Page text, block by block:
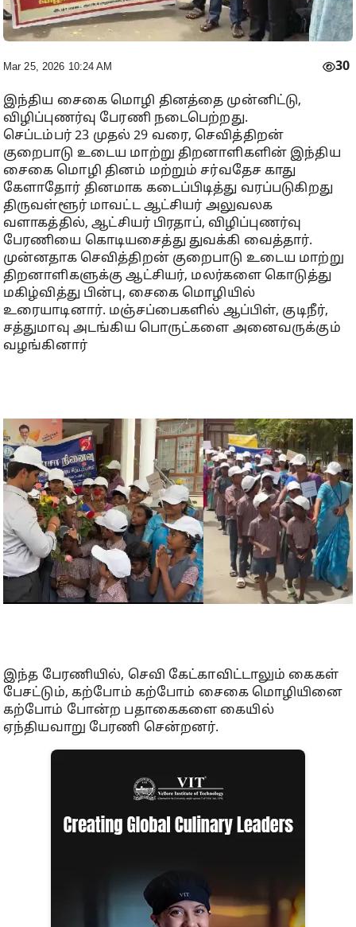
Mar 25, 2026 10:24 AM 30
இந்திய சைகை மொழி தினத்தை முன்னிட்டு,
விழிப்புணர்வு பேரணி நடைபெற்றது.
செப்டம்பர் 23 முதல் 29 வரை, செவித்திறன்
குறைபாடு உடைய மாற்று திறனாளிகளின் இந்திய
சைகை மொழி தினம் மற்றும் சர்வதேச காது
கேளாதோர் தினமாக கடைப்பிடித்து வரப்படுகிறது
திருவள்ளூர் மாவட்ட ஆட்சியர் அலுவலக
வளாகத்தில், ஆட்சியர் பிரதாப், விழிப்புணர்வு
பேரணியை கொடியசைத்து துவக்கி வைத்தார்.
முன்னதாக செவித்திறன் குறைபாடு உடைய மாற்று
திறனாளிகளுக்கு ஆட்சியர், மலர்களை கொடுத்து
மகிழ்வித்து பின்பு, சைகை மொழியில்
உரையாடினார். மஞ்சப்பைகளில் ஆப்பிள், குடிநீர்,
சத்துமாவு அடங்கிய பொருட்களை அனைவருக்கும்
வழங்கினார்
இந்த பேரணியில், செவி கேட்காவிட்டாலும் கைகள்
பேசட்டும், கற்போம் கற்போம் சைகை மொழியினை
கற்போம் போன்ற பதாகைகளை கையில்
ஏந்தியவாறு பேரணி சென்றனர்.